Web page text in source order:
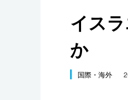
国際
社会
文化
イス
か
国際・海外